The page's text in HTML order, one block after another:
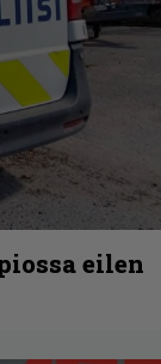
eilen